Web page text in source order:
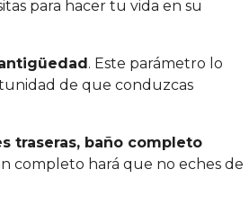
para hacer tu vida en su
. Este parámetro lo
de que conduzcas
traseras, baño completo
completo hará que no eches de